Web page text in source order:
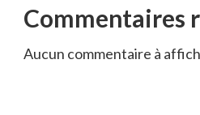
Commentaires
Aucun commentaire à